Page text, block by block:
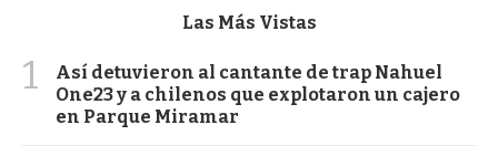
Las Más Vistas
1
Así detuvieron al cantante de trap Nahuel
One23 y a chilenos que explotaron un cajero
en Parque Miramar